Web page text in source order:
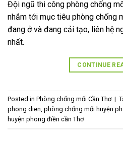
Đội ngũ thi công phòng chống
nhắm tới mục tiêu phòng chống
đang ở và đang cải tạo, liên hệ
nhất.
CONTINUE
Posted in Phòng chống mối Cần Thơ |
phong dien, phòng chống mối huyện
huyện phong điền cần Thơ